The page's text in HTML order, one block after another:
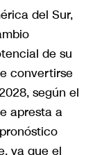
del Sur,
de su
convertirse
según el
apresta a
ya que el